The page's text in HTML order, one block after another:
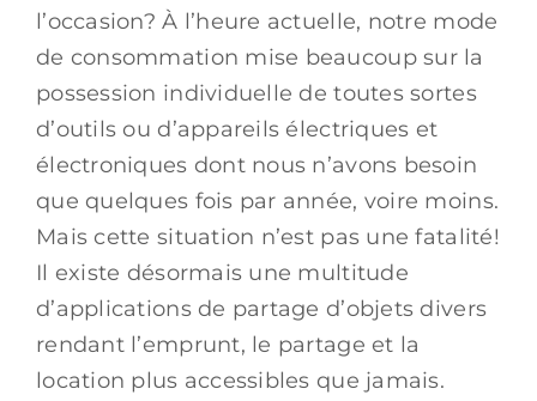
l’occasion? À l’heure actuelle, notre mode
de consommation mise beaucoup sur la
possession individuelle de toutes sortes
d’outils ou d’appareils électriques et
électroniques dont nous n’avons besoin
que quelques fois par année, voire moins.
Mais cette situation n’est pas une fatalité!
Il existe désormais une multitude
d’applications de partage d’objets divers
rendant l’emprunt, le partage et la
location plus accessibles que jamais.